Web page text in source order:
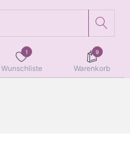
1
Wunschliste
9
Warenkorb